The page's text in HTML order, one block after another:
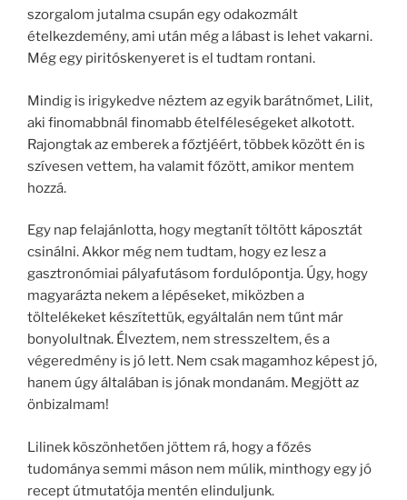
szorgalom jutalma csupán egy odakozmált
ételkezdemény, ami után még a lábast is lehet vakarni.
Még egy piritóskenyeret is el tudtam rontani.
Mindig is irigykedve néztem az egyik barátnőmet, Lilit,
aki finomabbnál finomabb ételféleségeket alkotott.
Rajongtak az emberek a főztjéért, többek között én is
szívesen vettem, ha valamit főzött, amikor mentem
hozzá.
Egy nap felajánlotta, hogy megtanít töltött káposztát
csinálni. Akkor még nem tudtam, hogy ez lesz a
gasztronómiai pályafutásom fordulópontja. Úgy, hogy
magyarázta nekem a lépéseket, miközben a
töltelékeket készítettük, egyáltalán nem tűnt már
bonyolultnak. Élveztem, nem stresszeltem, és a
végeredmény is jó lett. Nem csak magamhoz képest jó,
hanem úgy általában is jónak mondanám. Megjött az
önbizalmam!
Lilinek köszönhetően jöttem rá, hogy a főzés
tudománya semmi máson nem múlik, minthogy egy jó
recept útmutatója mentén elinduljunk.